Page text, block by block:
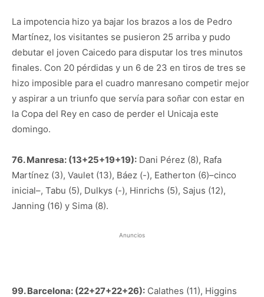
La impotencia hizo ya bajar los brazos a los de Pedro
Martínez, los visitantes se pusieron 25 arriba y pudo
debutar el joven Caicedo para disputar los tres minutos
finales. Con 20 pérdidas y un 6 de 23 en tiros de tres se
hizo imposible para el cuadro manresano competir mejor
y aspirar a un triunfo que servía para soñar con estar en
la Copa del Rey en caso de perder el Unicaja este
domingo.
76. Manresa: (13+25+19+19): Dani Pérez (8), Rafa
Martínez (3), Vaulet (13), Báez (-), Eatherton (6)–cinco
inicial–, Tabu (5), Dulkys (-), Hinrichs (5), Sajus (12),
Janning (16) y Sima (8).
Anuncios
99. Barcelona: (22+27+22+26): Calathes (11), Higgins